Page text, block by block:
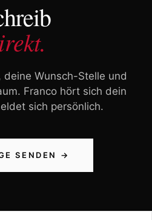
deine Wunsch-Stelle und
Franco hört sich dein
sich persönlich.
SENDEN →